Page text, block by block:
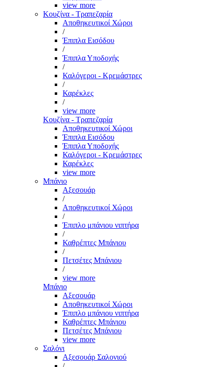
view more
Κουζίνα - Τραπεζαρία
Αποθηκευτικοί Χώροι
/
Έπιπλα Εισόδου
/
Έπιπλα Υποδοχής
/
Καλόγεροι - Κρεμάστρες
/
Καρέκλες
/
view more
Κουζίνα - Τραπεζαρία
Αποθηκευτικοί Χώροι
Έπιπλα Εισόδου
Έπιπλα Υποδοχής
Καλόγεροι - Κρεμάστρες
Καρέκλες
view more
Μπάνιο
Αξεσουάρ
/
Αποθηκευτικοί Χώροι
/
Έπιπλο μπάνιου νιπτήρα
/
Καθρέπτες Μπάνιου
/
Πετσέτες Μπάνιου
/
view more
Μπάνιο
Αξεσουάρ
Αποθηκευτικοί Χώροι
Έπιπλο μπάνιου νιπτήρα
Καθρέπτες Μπάνιου
Πετσέτες Μπάνιου
view more
Σαλόνι
Αξεσουάρ Σαλονιού